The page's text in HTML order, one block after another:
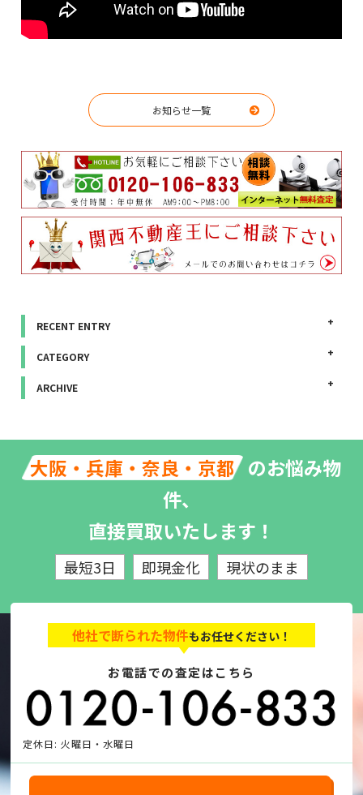
お知らせ一覧
RECENT ENTRY
CATEGORY
ARCHIVE
大阪・兵庫・奈良・京都 のお悩み物
件、
直接買取いたします！
最短3日 即現金化 現状のまま
他社で断られた物件もお任せください！
お電話での査定はこちら
定休日: 火曜日・水曜日